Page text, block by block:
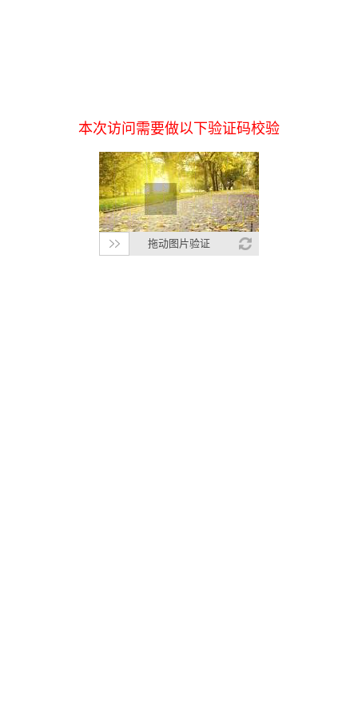
本次访问需要做以下验证码校验
拖动图片验证